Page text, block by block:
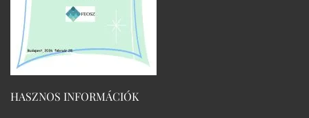
HASZNOS INFORMÁCIÓK